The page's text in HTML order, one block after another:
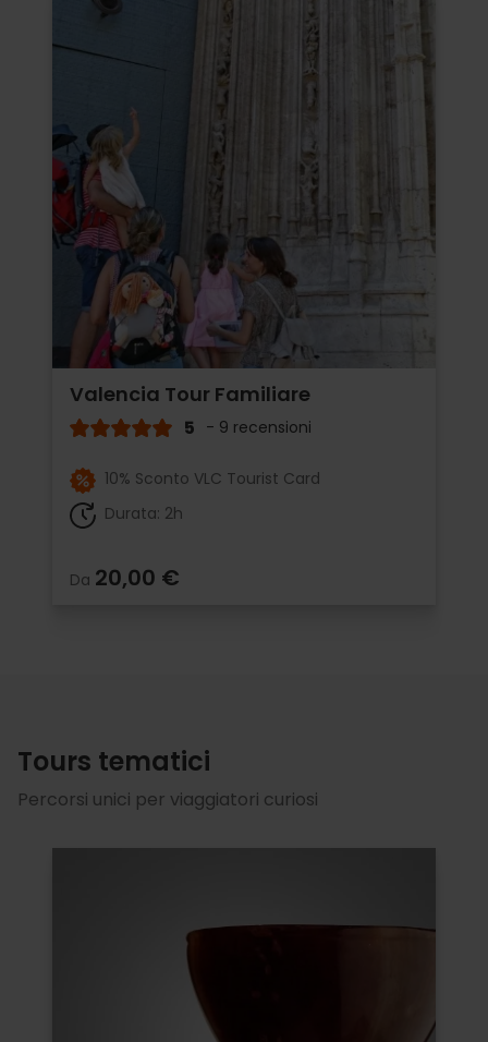
Valencia Tour Familiare
5 - 9 recensioni
10% Sconto VLC Tourist Card
Durata: 2h
Da 20,00 €
Tours tematici
Percorsi unici per viaggiatori curiosi